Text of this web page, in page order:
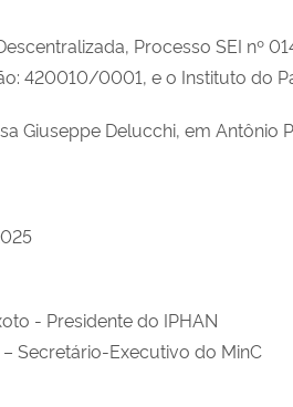
Processo SEI nº
420010/0001, e o Instituto do
Giuseppe Delucchi, em Antônio
- Presidente do IPHAN
Secretário-Executivo do MinC